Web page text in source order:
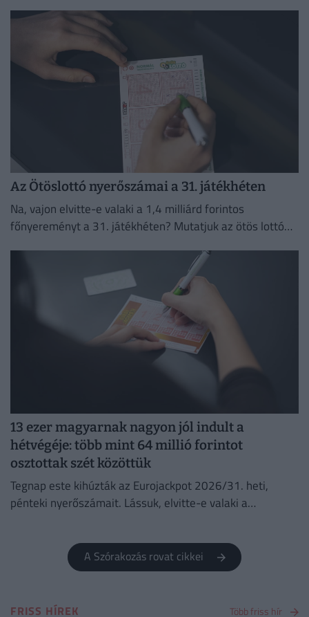
égbolt szerelmeseinek.
Az Ötöslottó nyerőszámai a 31. játékhéten
Na, vajon elvitte-e valaki a 1,4 milliárd forintos
főnyereményt a 31. játékhéten? Mutatjuk az ötös lottó
13 ezer magyarnak nagyon jól indult a
hétvégéje: több mint 64 millió forintot
osztottak szét közöttük
Tegnap este kihúzták az Eurojackpot 2026/31. heti,
pénteki nyerőszámait. Lássuk, elvitte-e valaki a
A Szórakozás rovat cikkei
FRISS HÍREK Több friss hír